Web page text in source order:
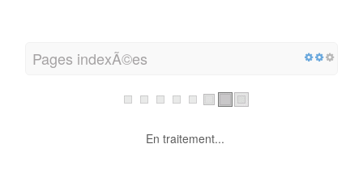
Pages indexÃ©es
En traitement...